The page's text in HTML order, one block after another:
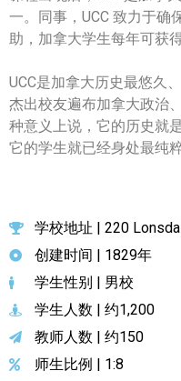
密西沙加社区介绍
密西沙加楼花项目
奥克维尔社区介绍
奥克维尔楼花项目
新移民指南
留学生指南
一。同事，UCC 致力于确
助，加拿大学生每年可获
UCC是加拿大历史最悠久
杰出校友遍布加拿大政治
种意义上说，它的历史就
它的学生就已经身处最纯
学校地址 | 220
创建时间 | 1829年
学生性别 | 男校
学生人数 | 约1,200
教师人数 | 约150
师生比例 | 1:8